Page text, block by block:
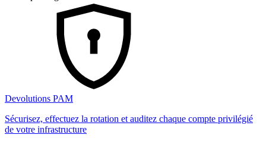
Devolutions PAM
Sécurisez, effectuez la rotation et auditez chaque compte privilégié
de votre infrastructure